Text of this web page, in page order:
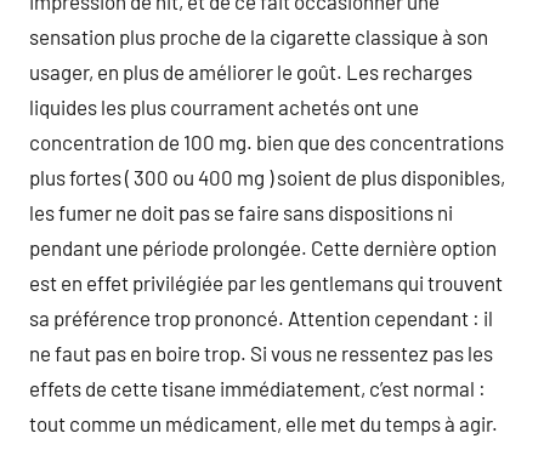
sensation plus proche de la cigarette classique à son
usager, en plus de améliorer le goût. Les recharges
liquides les plus courrament achetés ont une
concentration de 100 mg. bien que des concentrations
plus fortes ( 300 ou 400 mg ) soient de plus disponibles,
les fumer ne doit pas se faire sans dispositions ni
pendant une période prolongée. Cette dernière option
est en effet privilégiée par les gentlemans qui trouvent
sa préférence trop prononcé. Attention cependant : il
ne faut pas en boire trop. Si vous ne ressentez pas les
effets de cette tisane immédiatement, c’est normal :
tout comme un médicament, elle met du temps à agir.